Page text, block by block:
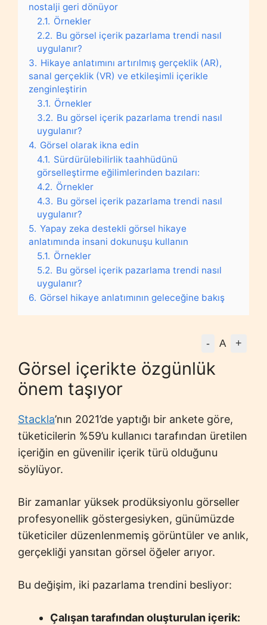
nostalji geri dönüyor
2.1. Örnekler
2.2. Bu görsel içerik pazarlama trendi nasıl
uygulanır?
3. Hikaye anlatımını artırılmış gerçeklik (AR),
sanal gerçeklik (VR) ve etkileşimli içerikle
zenginleştirin
3.1. Örnekler
3.2. Bu görsel içerik pazarlama trendi nasıl
uygulanır?
4. Görsel olarak ikna edin
4.1. Sürdürülebilirlik taahhüdünü
görselleştirme eğilimlerinden bazıları:
4.2. Örnekler
4.3. Bu görsel içerik pazarlama trendi nasıl
uygulanır?
5. Yapay zeka destekli görsel hikaye
anlatımında insani dokunuşu kullanın
5.1. Örnekler
5.2. Bu görsel içerik pazarlama trendi nasıl
uygulanır?
6. Görsel hikaye anlatımının geleceğine bakış
- A +
Görsel içerikte özgünlük
önem taşıyor
Stackla’nın 2021’de yaptığı bir ankete göre,
tüketicilerin %59’u kullanıcı tarafından üretilen
içeriğin en güvenilir içerik türü olduğunu
söylüyor.
Bir zamanlar yüksek prodüksiyonlu görseller
profesyonellik göstergesiyken, günümüzde
tüketiciler düzenlenmemiş görüntüler ve anlık,
gerçekliği yansıtan görsel öğeler arıyor.
Bu değişim, iki pazarlama trendini besliyor:
Çalışan tarafından oluşturulan içerik: